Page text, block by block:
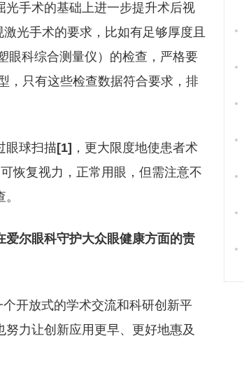
手术的基础上进一步提升术后视
光手术的要求，比如有足够厚度且
眼科综合测量仪）的检查，严格要
，只有这些检查数据符合要求，排
眼球扫描[1] ，更大限度地使患者术
恢复视力，正常用眼，但需注意不
尔眼科守护大众眼健康方面的责
开放式的学术交流和科研创新平
力让创新应用更早、更好地惠及